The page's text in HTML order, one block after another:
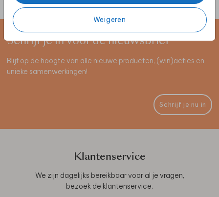
Weigeren
Schrijf je in voor de nieuwsbrief
Blijf op de hoogte van alle nieuwe producten, (win)acties en
unieke samenwerkingen!
Schrijf je nu in
Klantenservice
We zijn dagelijks bereikbaar voor al je vragen,
bezoek de klantenservice.